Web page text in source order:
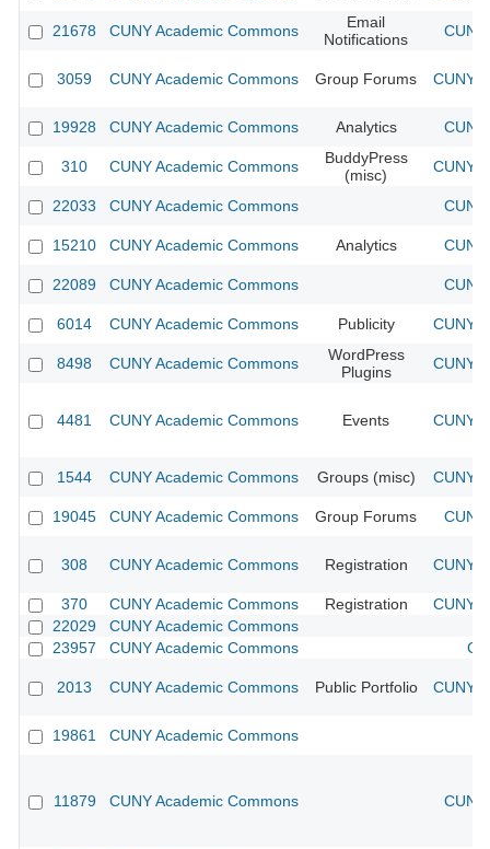
21678 CUNY Academic Commons
Email
Notifications
3059 CUNY Academic Commons Group Forums CUNY
19928 CUNY Academic Commons Analytics
310 CUNY Academic Commons
BuddyPress
(misc)
CUNY
22033 CUNY Academic Commons
15210 CUNY Academic Commons Analytics
22089 CUNY Academic Commons
6014 CUNY Academic Commons Publicity CUNY
8498 CUNY Academic Commons
WordPress
Plugins
CUNY
4481 CUNY Academic Commons Events CUNY
1544 CUNY Academic Commons Groups (misc) CUNY
19045 CUNY Academic Commons Group Forums
308 CUNY Academic Commons Registration CUNY
370 CUNY Academic Commons Registration
CUNY
22029
CUNY Academic Commons
23957
CUNY Academic Commons
2013 CUNY Academic Commons Public Portfolio CUNY
19861 CUNY Academic Commons
11879 CUNY Academic Commons